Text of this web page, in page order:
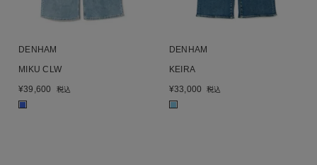
DENHAM
MIKU CLW
¥39,600 税込
■
DENHAM
KEIRA
¥33,000 税込
■